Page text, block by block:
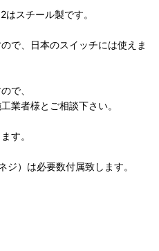
スチール製です。
で、日本のスイッチには使えま
で、
業者様とご相談下さい。
す。
）は必要数付属致します。